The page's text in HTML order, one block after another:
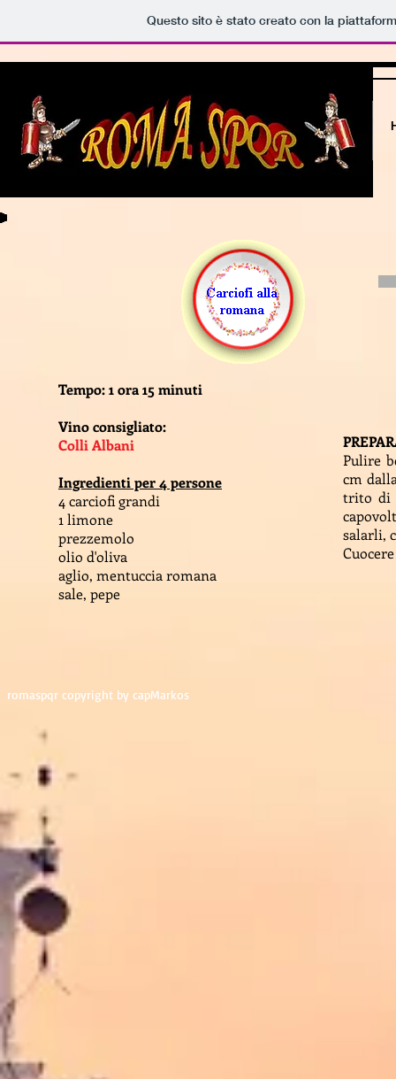
Questo sito è stato creato con la
Tempo: 1 ora 15 minuti
Vino consigliato:
Colli Albani
Ingredienti per 4 persone
4 carciofi grandi
1 limone
prezzemolo
olio d'oliva
aglio, mentuccia romana
sale, pepe
Pulire
cm
trito di
salarli,
romaspqr copyright by capMarkos